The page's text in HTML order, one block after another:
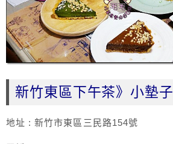
新竹東區下午茶》小墊子
地址 : 新竹市東區三民路154號